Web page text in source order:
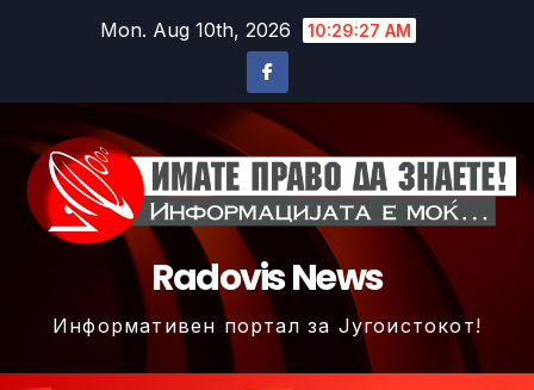
Mon. Aug 10th, 2026 10:29:29 AM
Radovis News
Информативен портал за Југоистокот!